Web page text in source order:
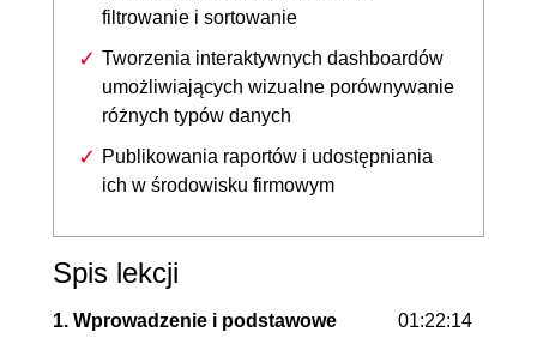
filtrowanie i sortowanie
Tworzenia interaktywnych dashboardów
umożliwiających wizualne porównywanie
różnych typów danych
Publikowania raportów i udostępniania
ich w środowisku firmowym
Spis lekcji
1. Wprowadzenie i podstawowe
01:22:14